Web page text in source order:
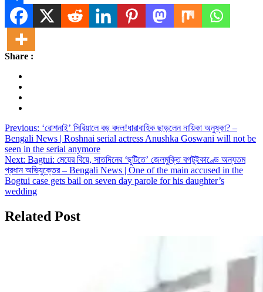
Share
Share :
Post
navigation
Previous: ‘রোশনাই’ সিরিয়ালে বড় বদল!ধারাবাহিক ছাড়লেন নায়িকা অনুষ্কা? –
Bengali News | Roshnai serial actress Anushka Goswani will not be
seen in the serial anymore
Next: Bagtui: মেয়ের বিয়ে, সাতদিনের ‘ছুটিতে’ জেলমুক্তি বগটুইকাণ্ডে অন্যতম
প্রধান অভিযুক্তের – Bengali News | One of the main accused in the
Bogtui case gets bail on seven day parole for his daughter’s
wedding
Related Post